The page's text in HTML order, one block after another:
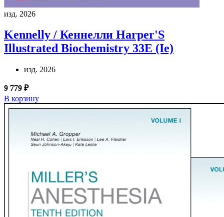
изд. 2026
Kennelly / Кеннелли Harper'S
Illustrated Biochemistry 33E (Ie)
изд. 2026
9 779 ₽
В корзину